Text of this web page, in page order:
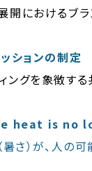
開におけるブラ
ションの制定
ングを象徴する
heat is no
暑さ）が、人の